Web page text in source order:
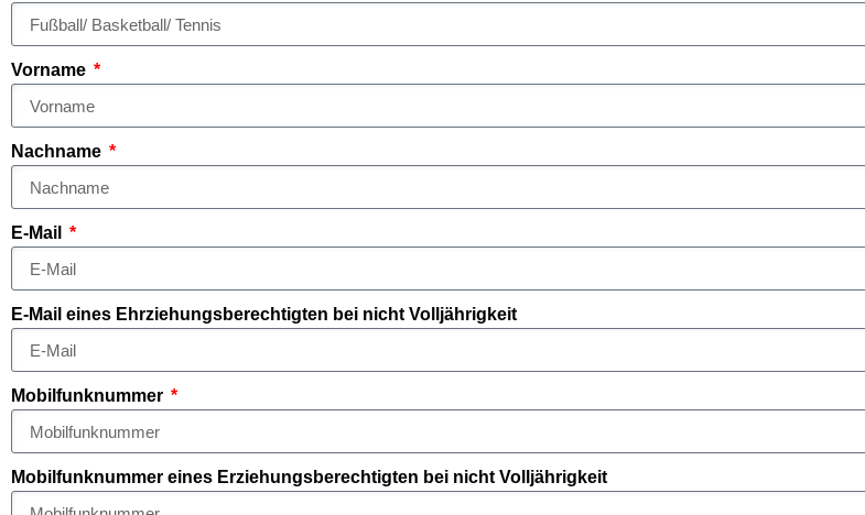
Vorname
Nachname
E-Mail
E-Mail eines Ehrziehungsberechtigten bei nicht Volljährigkeit
Mobilfunknummer
Mobilfunknummer eines Erziehungsberechtigten bei nicht Volljährigkeit